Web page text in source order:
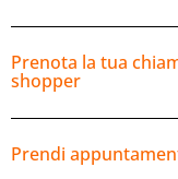
Prenota la tua
shopper
Prendi